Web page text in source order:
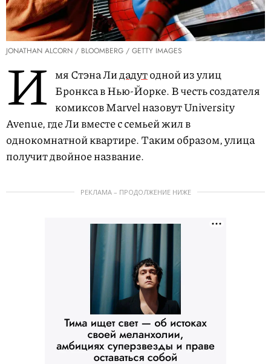
JONATHAN ALCORN / BLOOMBERG / GETTY IMAGES
И мя Стэна Лидадутодной из улиц
Бронкса в Нью-Йорке. В честь создателя
комиксов Marvel назовут University
Avenue, где Ли вместе с семьей жил в
однокомнатной квартире. Таким образом, улица
получит двойное название.
РЕКЛАМА – ПРОДОЛЖЕНИЕ НИЖЕ